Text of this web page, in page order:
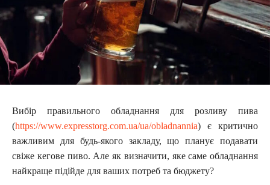
Вибір правильного обладнання для розливу пива
(https://www.expresstorg.com.ua/ua/obladnannia) є критично
важливим для будь-якого закладу, що планує подавати
свіже кегове пиво. Але як визначити, яке саме обладнання
найкраще підійде для ваших потреб та бюджету?